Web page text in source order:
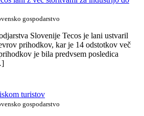
gospodarstvo
Slovenije Tecos je lani ustvaril
prihodkov, kar je 14 odstotkov več
je bila predvsem posledica
turistov
gospodarstvo